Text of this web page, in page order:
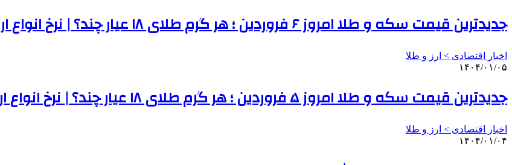
جدیدترین قیمت سکه و طلا امروز ۶ فروردین ؛ هر گرم طلای ۱۸ عیار چند؟ | نرخ انواع ارز در مرکز مبادله ارز
اخبار اقتصادی > ارز و طلا
۱۴۰۴/۰۱/۰۵
جدیدترین قیمت سکه و طلا امروز ۵ فروردین ؛ هر گرم طلای ۱۸ عیار چند؟ | نرخ انواع ارز اعلام شد
اخبار اقتصادی > ارز و طلا
۱۴۰۴/۰۱/۰۴